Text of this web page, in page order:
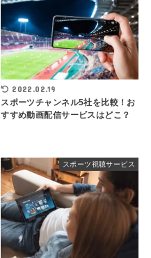
2022.02.19
スポーツチャンネル5社を比較！お
すすめ動画配信サービスはどこ？
スポーツ視聴サービス